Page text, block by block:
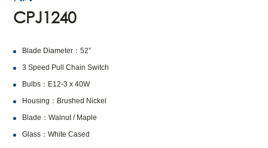
CPJ1240
Blade Diameter：52”
3 Speed Pull Chain Switch
Bulbs：E12-3 x 40W
Housing：Brushed Nickel
Blade：Walnut / Maple
Glass：White Cased